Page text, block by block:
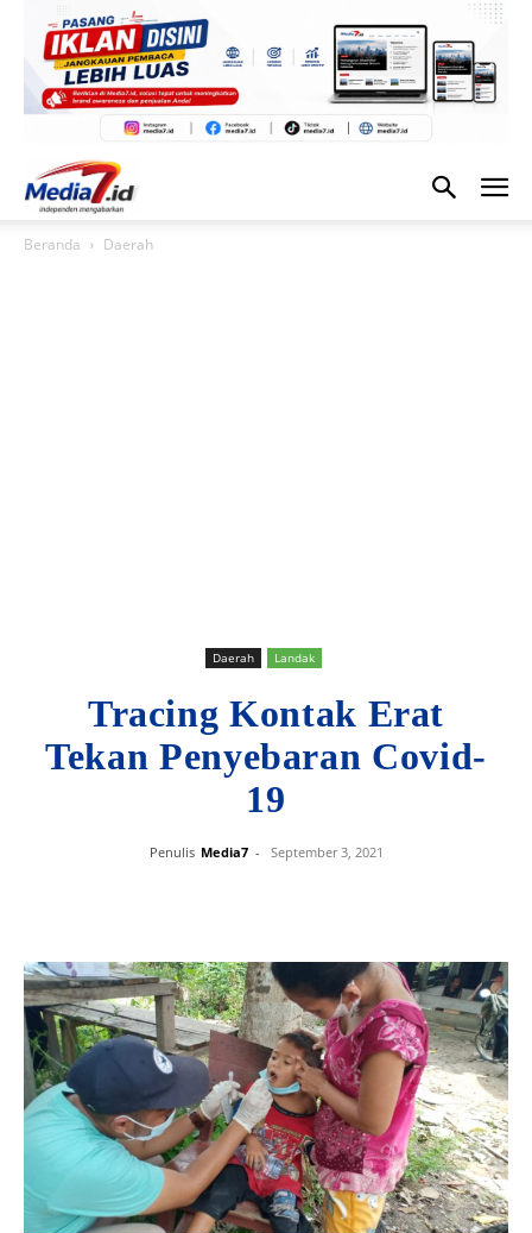
Beranda Daerah
Daerah Landak
Tracing Kontak Erat
Tekan Penyebaran Covid-
19
Penulis Media7 - September 3, 2021